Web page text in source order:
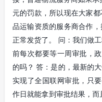
元的罚款，所以现在大家
品运输资质的服务商合作
正常发货了。 问：我们做
前每次都要等一周审批，
的吗？ 答：是的，最新的
实现了全国联网审批，只
作日就能拿到审批结果，